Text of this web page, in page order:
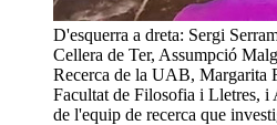
D'esquerra a dreta: Sergi
Cellera de Ter, Assumpció
Recerca de la UAB, Margarita
Facultat de Filosofia i Lletres, i
de l'equip de recerca que